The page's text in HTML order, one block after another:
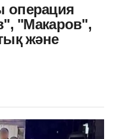
операция
"Макаров",
және